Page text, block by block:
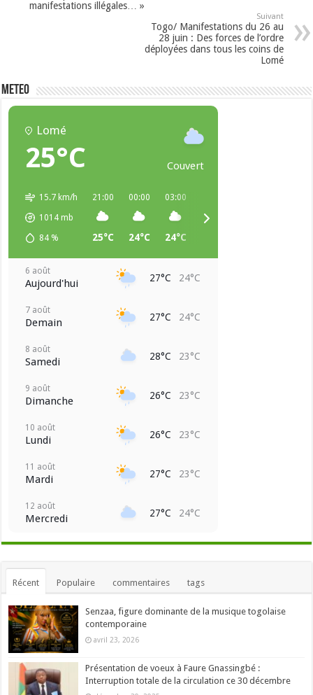
manifestations illégales… »
Suivant
Togo/ Manifestations du 26 au
28 juin : Des forces de l’ordre
déployées dans tous les coins de
Lomé
METEO
Lomé
25°C Couvert
15.7 km/h
1014 mb
84 %
21:00
25°C
00:00
24°C
03:00
24°C
6 août
Aujourd'hui 27°C 24°C
7 août
Demain 27°C 24°C
8 août
Samedi 28°C 23°C
9 août
Dimanche 26°C 23°C
10 août
Lundi 26°C 23°C
11 août
Mardi 27°C 23°C
12 août
Mercredi 27°C 24°C
Récent Populaire commentaires tags
Senzaa, figure dominante de la musique togolaise
contemporaine
avril 23, 2026
Présentation de voeux à Faure Gnassingbé :
Interruption totale de la circulation ce 30 décembre